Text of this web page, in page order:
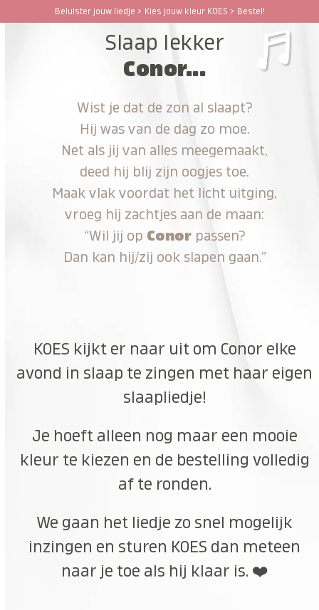
Beluister jouw liedje > Kies jouw kleur KOES > Bestel!
Open
Close
Slaap lekker
Conor...
Wist je dat de zon al slaapt?
Hij was van de dag zo moe.
Net als jij van alles meegemaakt,
deed hij blij zijn oogjes toe.
Maak vlak voordat het licht uitging,
vroeg hij zachtjes aan de maan:
“Wil jij op Conor passen?
Dan kan hij/zij ook slapen gaan.”
KOES kijkt er naar uit om Conor elke
avond in slaap te zingen met haar eigen
slaapliedje!
Je hoeft alleen nog maar een mooie
kleur te kiezen en de bestelling volledig
af te ronden.
We gaan het liedje zo snel mogelijk
inzingen en sturen KOES dan meteen
naar je toe als hij klaar is. ❤️